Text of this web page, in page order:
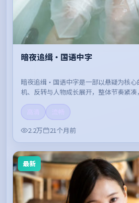
暗夜追缉·国语中字
暗夜追缉·国语中字是一部以悬疑为核
机、反转与人物成长展开，整体节奏紧凑
2.2万
21个月前
最新